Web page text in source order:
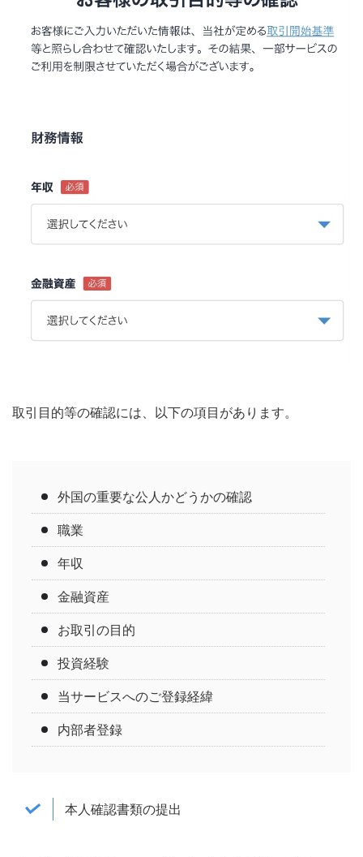
取引目的等の確認には、以下の項目があります。
外国の重要な公人かどうかの確認
職業
年収
金融資産
お取引の目的
投資経験
当サービスへのご登録経緯
内部者登録
本人確認書類の提出